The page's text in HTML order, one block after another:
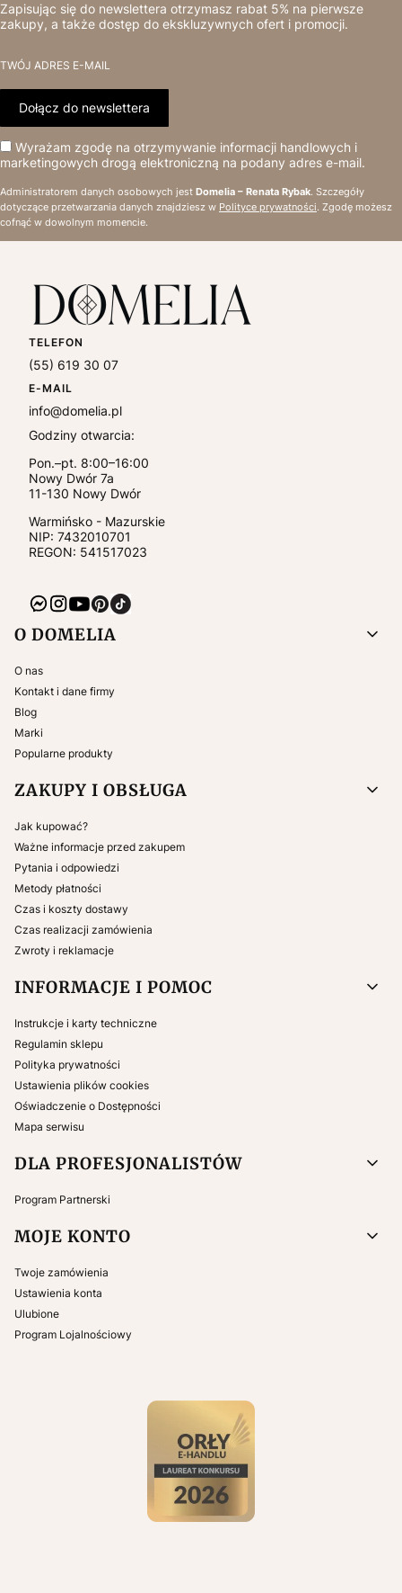
Zapisując się do newslettera otrzymasz rabat 5% na pierwsze
zakupy, a także dostęp do ekskluzywnych ofert i promocji.
TWÓJ ADRES E-MAIL
Dołącz do newslettera
Wyrażam zgodę na otrzymywanie informacji handlowych i
marketingowych drogą elektroniczną na podany adres e-mail.
Administratorem danych osobowych jest Domelia – Renata Rybak. Szczegóły
dotyczące przetwarzania danych znajdziesz w Polityce prywatności. Zgodę możesz
cofnąć w dowolnym momencie.
TELEFON
(55) 619 30 07
E-MAIL
info@domelia.pl
Godziny otwarcia:
Pon.–pt. 8:00–16:00
Nowy Dwór 7a
11-130 Nowy Dwór
Warmińsko - Mazurskie
NIP: 7432010701
REGON: 541517023
Linki w stopce
O DOMELIA
O nas
Kontakt i dane firmy
Blog
Marki
Popularne produkty
ZAKUPY I OBSŁUGA
Jak kupować?
Ważne informacje przed zakupem
Pytania i odpowiedzi
Metody płatności
Czas i koszty dostawy
Czas realizacji zamówienia
Zwroty i reklamacje
INFORMACJE I POMOC
Instrukcje i karty techniczne
Regulamin sklepu
Polityka prywatności
Ustawienia plików cookies
Oświadczenie o Dostępności
Mapa serwisu
DLA PROFESJONALISTÓW
Program Partnerski
MOJE KONTO
Twoje zamówienia
Ustawienia konta
Ulubione
Program Lojalnościowy